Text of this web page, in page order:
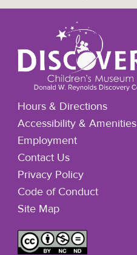
Hours & Directions
Accessibility & Amenities
Employment
Contact Us
Privacy Policy
Code of Conduct
Site Map